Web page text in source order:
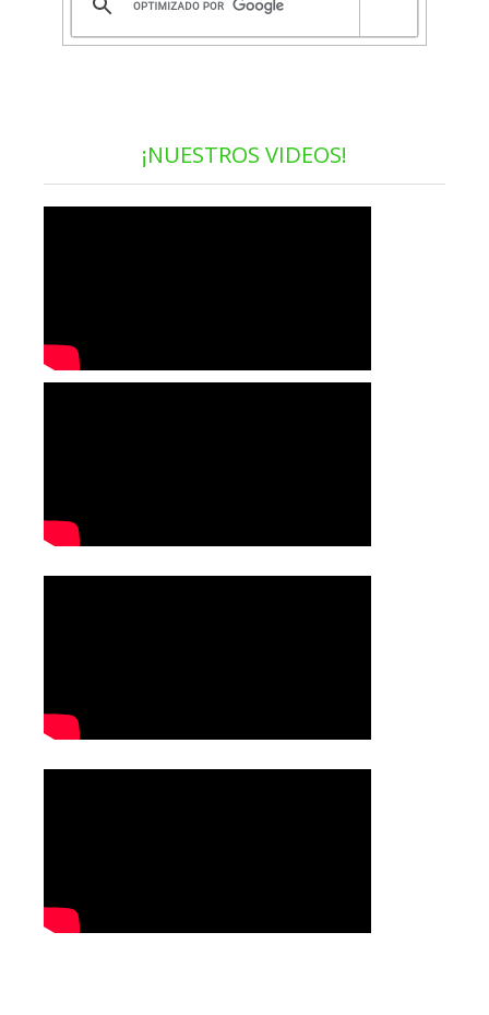
¡NUESTROS VIDEOS!